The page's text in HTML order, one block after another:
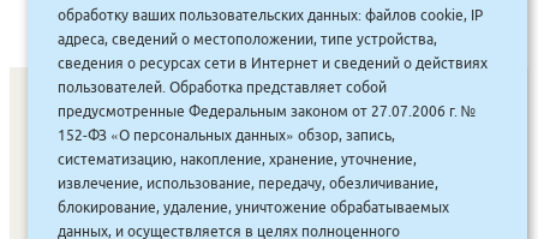
АКЦИЯЛАР|ДИСКОНТНАЙ СИСТЕМА|ЮРИДИЧЕСКАЙ
ВАКАНСИЯЛАР|
обработку ваших пользовательских данных: файлов cookie, IP
адреса, сведений о местоположении, типе устройства,
сведения о ресурсах сети в Интернет и сведений о действиях
пользователей. Обработка представляет собой
предусмотренные Федеральным законом от 27.07.2006 г. №
152-ФЗ «О персональных данных» обзор, запись,
систематизацию, накопление, хранение, уточнение,
извлечение, использование, передачу, обезличивание,
блокирование, удаление, уничтожение обрабатываемых
данных, и осуществляется в целях полноценного